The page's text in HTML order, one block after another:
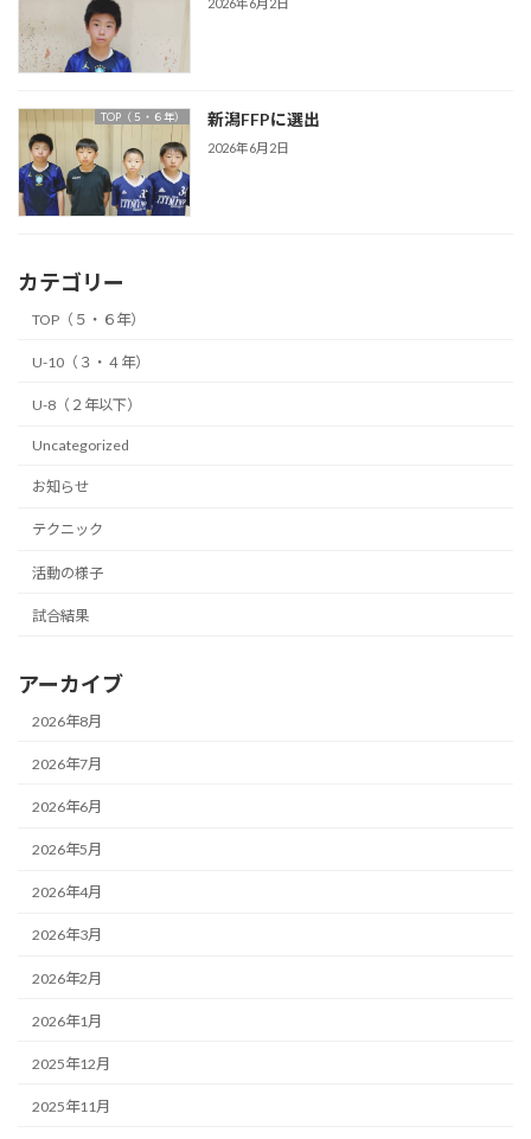
2026年6月2日
TOP（５・６年） 新潟FFPに選出
2026年6月2日
カテゴリー
TOP（５・６年）
U-10（３・４年）
U-8（２年以下）
Uncategorized
お知らせ
テクニック
活動の様子
試合結果
アーカイブ
2026年8月
2026年7月
2026年6月
2026年5月
2026年4月
2026年3月
2026年2月
2026年1月
2025年12月
2025年11月